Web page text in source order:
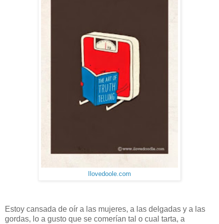
Ilovedoole.com
Estoy cansada de oír a las mujeres, a las delgadas y a las
gordas, lo a gusto que se comerían tal o cual tarta, a